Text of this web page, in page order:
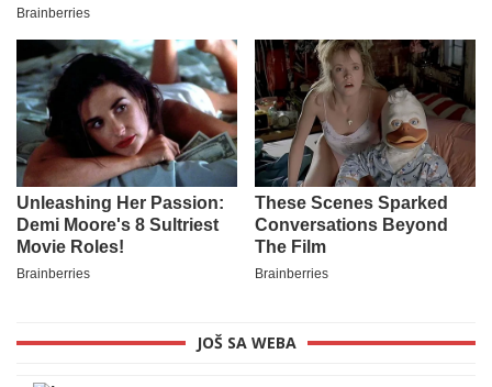
JOŠ SA WEBA